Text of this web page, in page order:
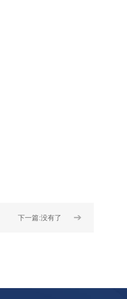
➔
下一篇:没有了